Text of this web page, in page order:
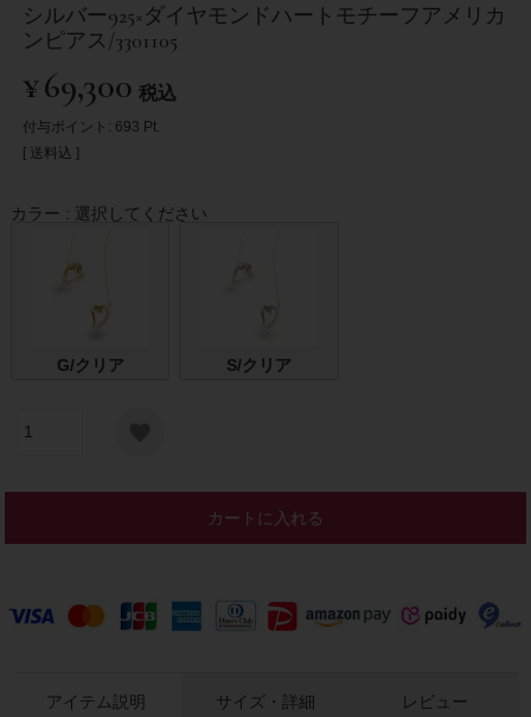
シルバー925×ダイヤモンドハートモチーフアメリカ
ンピアス/3301105
¥69,300 税込
付与ポイント: 693 Pt.
送料込
カラー 選択してください
G/クリア S/クリア
カートに入れる
アイテム説明 サイズ・詳細 レビュー